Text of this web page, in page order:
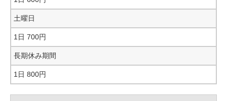
土曜日
1日 700円
長期休み期間
1日 800円